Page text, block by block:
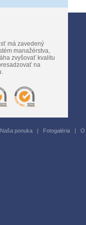
má zavedený
manažérstva,
zvyšovať kvalitu
na
Naša ponuka | Fotogaléria | O